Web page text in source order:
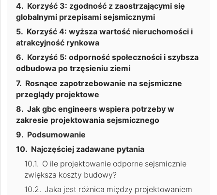
Korzyść 3: zgodność z zaostrzającymi się
globalnymi przepisami sejsmicznymi
Korzyść 4: wyższa wartość nieruchomości i
atrakcyjność rynkowa
Korzyść 5: odporność społeczności i szybsza
odbudowa po trzęsieniu ziemi
Rosnące zapotrzebowanie na sejsmiczne
przeglądy projektowe
Jak gbc engineers wspiera potrzeby w
zakresie projektowania sejsmicznego
Podsumowanie
Najczęściej zadawane pytania
O ile projektowanie odporne sejsmicznie
zwiększa koszty budowy?
Jaka jest różnica między projektowaniem